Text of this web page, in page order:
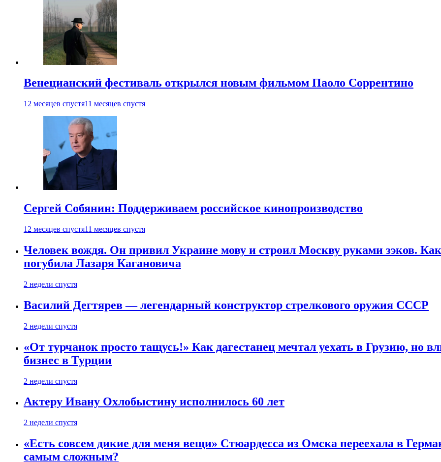
Венецианский фестиваль открылся новым фильмом Паоло Соррентино
12 месяцев спустя11 месяцев спустя
Сергей Собянин: Поддерживаем российское кинопроизводство
12 месяцев спустя11 месяцев спустя
Человек вождя. Он привил Украине мову и строил Москву руками зэков.
погубила Лазаря Кагановича
2 недели спустя
Василий Дегтярев — легендарный конструктор стрелкового оружия СССР
2 недели спустя
«От турчанок просто тащусь!» Как дагестанец мечтал уехать в Грузию, но
бизнес в Турции
2 недели спустя
Актеру Ивану Охлобыстину исполнилось 60 лет
2 недели спустя
«Есть совсем дикие для меня вещи» Стюардесса из Омска переехала в
самым сложным?